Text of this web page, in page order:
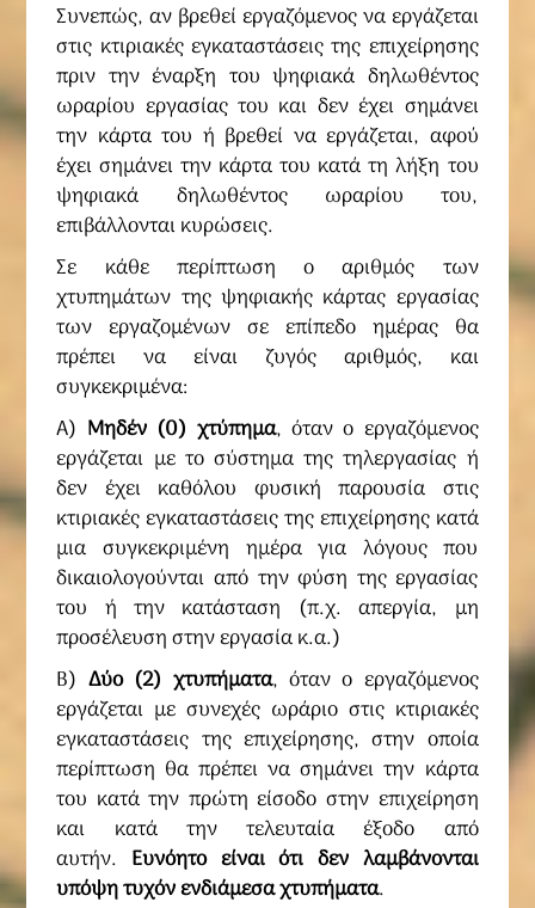
Συνεπώς, αν βρεθεί εργαζόμενος να εργάζεται
στις κτιριακές εγκαταστάσεις της επιχείρησης
πριν την έναρξη του ψηφιακά δηλωθέντος
ωραρίου εργασίας του και δεν έχει σημάνει
την κάρτα του ή βρεθεί να εργάζεται, αφού
έχει σημάνει την κάρτα του κατά τη λήξη του
ψηφιακά δηλωθέντος ωραρίου του,
επιβάλλονται κυρώσεις.
Σε κάθε περίπτωση ο αριθμός των
χτυπημάτων της ψηφιακής κάρτας εργασίας
των εργαζομένων σε επίπεδο ημέρας θα
πρέπει να είναι ζυγός αριθμός, και
συγκεκριμένα:
Α) Μηδέν (0) χτύπημα, όταν ο εργαζόμενος
εργάζεται με το σύστημα της τηλεργασίας ή
δεν έχει καθόλου φυσική παρουσία στις
κτιριακές εγκαταστάσεις της επιχείρησης κατά
μια συγκεκριμένη ημέρα για λόγους που
δικαιολογούνται από την φύση της εργασίας
του ή την κατάσταση (π.χ. απεργία, μη
προσέλευση στην εργασία κ.α.)
Β) Δύο (2) χτυπήματα, όταν ο εργαζόμενος
εργάζεται με συνεχές ωράριο στις κτιριακές
εγκαταστάσεις της επιχείρησης, στην οποία
περίπτωση θα πρέπει να σημάνει την κάρτα
του κατά την πρώτη είσοδο στην επιχείρηση
και κατά την τελευταία έξοδο από
αυτήν. Ευνόητο είναι ότι δεν λαμβάνονται
υπόψη τυχόν ενδιάμεσα χτυπήματα.